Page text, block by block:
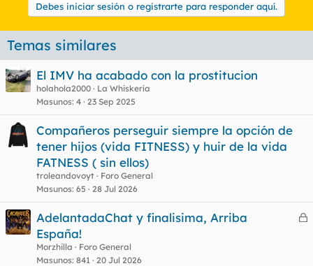
Debes iniciar sesión o registrarte para responder aquí.
Temas similares
El IMV ha acabado con la prostitucion
holahola2000
La Whiskería
Masunos 4 23 Sep 2025
Compañeros perseguir siempre la opción de
tener hijos (vida FITNESS) y huir de la vida
FATNESS ( sin ellos)
troleandovoyt
Foro General
Masunos 65 28 Jul 2026
C
AdelantadaChat y finalisima, Arriba
España!
Morzhilla
Foro General
Masunos 841 20 Jul 2026